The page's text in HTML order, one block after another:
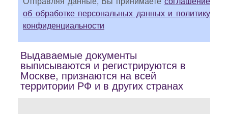
об обработке персональных данных и политику
конфиденциальности
Выдаваемые документы
выписываются и регистрируются в
Москве, признаются на всей
территории РФ и в других странах